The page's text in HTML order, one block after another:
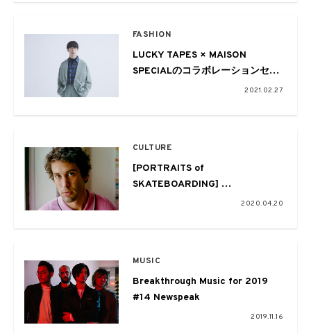
FASHION
LUCKY TAPES × MAISON
SPECIALのコラボレーションセッ
2021.02.27
CULTURE
[PORTRAITS of
SKATEBOARDING]
015. Jack Greer（IGGY NYC）
2020.04.20
MUSIC
Breakthrough Music for 2019
#14 Newspeak
2019.11.16